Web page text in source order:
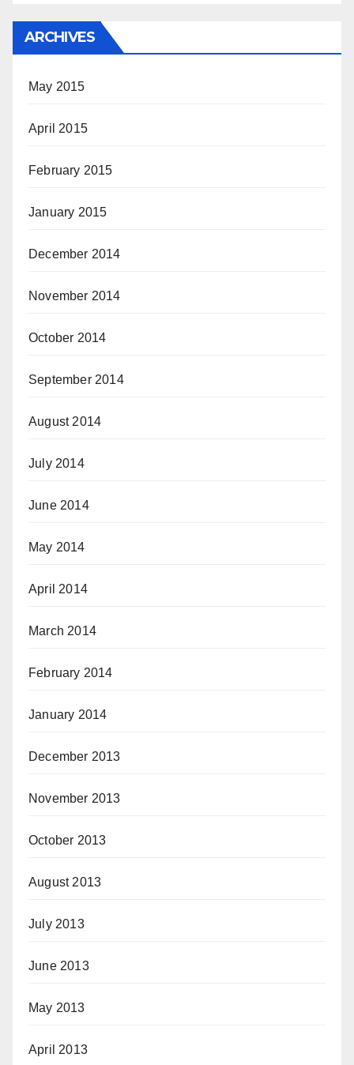
ARCHIVES
May 2015
April 2015
February 2015
January 2015
December 2014
November 2014
October 2014
September 2014
August 2014
July 2014
June 2014
May 2014
April 2014
March 2014
February 2014
January 2014
December 2013
November 2013
October 2013
August 2013
July 2013
June 2013
May 2013
April 2013